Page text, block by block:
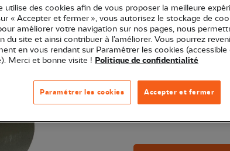
(Ref.JO0643)
74,90 €
Un nichoir facile à
balcons !Voir plus
Quantité
utilise des cookies afin de vous proposer la meilleure
« Accepter et fermer », vous autorisez le stockage de
améliorer votre navigation sur nos pages, nous
du site et ainsi contribuer à l’améliorer. Vous pourrez
en vous rendant sur Paramétrer les cookies (accessible
Merci et bonne visite ! Politique de confidentialité
Accepter et fermer
Paramétrer les cookies